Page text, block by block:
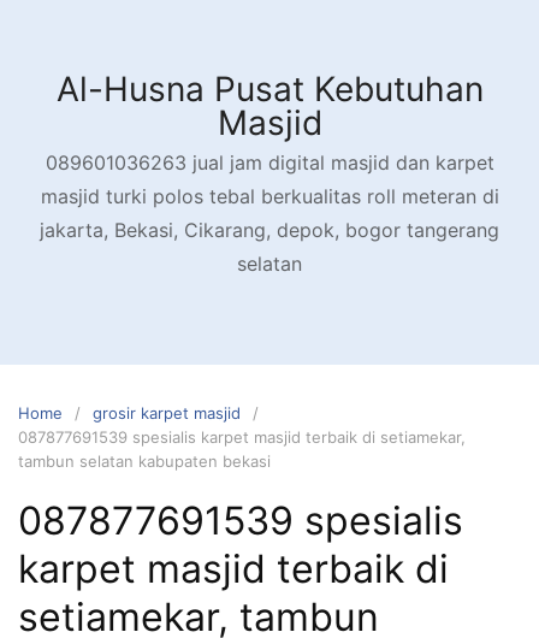
contentAl-Husna Pusat Kebutuhan
Masjid
089601036263 jual jam digital masjid dan karpet
masjid turki polos tebal berkualitas roll meteran di
jakarta, Bekasi, Cikarang, depok, bogor tangerang
selatan
Home
grosir karpet masjid
087877691539 spesialis karpet masjid terbaik di setiamekar,
tambun selatan kabupaten bekasi
087877691539 spesialis
karpet masjid terbaik di
setiamekar, tambun